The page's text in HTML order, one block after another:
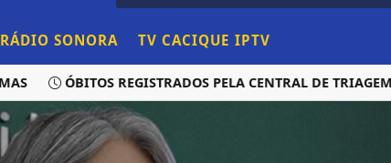
RÁDIO SONORA TV CACIQUE IPTV
ÓBITOS REGISTRADOS PELA CENTRAL DE TRIAGEM